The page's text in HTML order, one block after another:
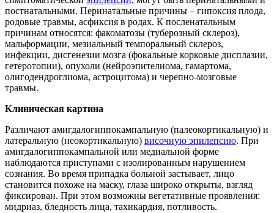
постнатальными. Перинатальные причины – гипоксия плода,
родовые травмы, асфиксия в родах. К посленатальным
причинам относятся: факоматозы (туберозный склероз),
мальформации, мезиальный темпоральный склероз,
инфекции, дисгенезии мозга (фокальные корковые дисплазии,
гетеротопии), опухоли (нейроэпителиома, гамартома,
олигодендроглиома, астроцитома) и черепно-мозговые
травмы.
Клиническая картина
Различают амигдалогиппокампальную (палеокортикальную) и
латеральную (неокортикальную) височную эпилепсию. При
амигдалогиппокампальной или медиальной форме
наблюдаются приступами с изолированным нарушением
сознания. Во время припадка больной застывает, лицо
становится похоже на маску, глаза широко открыты, взгляд
фиксирован. При этом возможны вегетативные проявления:
мидриаз, бледность лица, тахикардия, потливость.